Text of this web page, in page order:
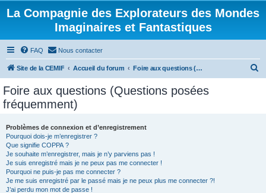
La Compagnie des Explorateurs des Mondes
Imaginaires et Fantastiques
FAQ Nous contacter
Site de la CEMIF Accueil du forum Foire aux questions (Questions posées fréquemment)
Foire aux questions (Questions posées
fréquemment)
Problèmes de connexion et d’enregistrement
Pourquoi dois-je m’enregistrer ?
Que signifie COPPA ?
Je souhaite m’enregistrer, mais je n’y parviens pas !
Je suis enregistré mais je ne peux pas me connecter !
Pourquoi ne puis-je pas me connecter ?
Je me suis enregistré par le passé mais je ne peux plus me connecter ?!
J’ai perdu mon mot de passe !